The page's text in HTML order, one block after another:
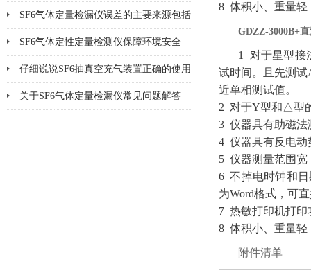
SF6气体定量检漏仪误差的主要来源包括
哪8个方面
SF6气体定性定量检测仪保障环境安全
仔细说说SF6抽真空充气装置正确的使用
方法
关于SF6气体定量检漏仪常见问题解答
8 体积小、重量轻
GDZZ-3000B+
1 对于星型接
试时间。且先测
近单相测试值。
2 对于Y型和△型
3 仪器具有助磁法
4 仪器具有反电动
5 仪器测量范围
6 不掉电时钟和日
为Word格式，可
7 热敏打印机打印
8 体积小、重量轻
附件清单